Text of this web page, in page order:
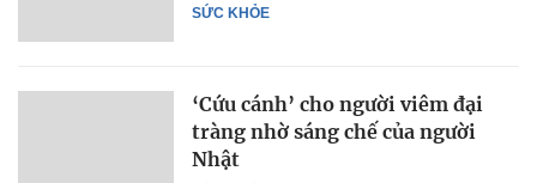
SỨC KHỎE
‘Cứu cánh’ cho người viêm đại
tràng nhờ sáng chế của người
Nhật